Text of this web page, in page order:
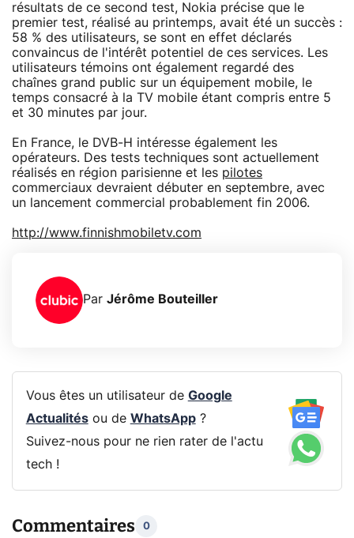
résultats de ce second test, Nokia précise que le
premier test, réalisé au printemps, avait été un succès :
58 % des utilisateurs, se sont en effet déclarés
convaincus de l'intérêt potentiel de ces services. Les
utilisateurs témoins ont également regardé des
chaînes grand public sur un équipement mobile, le
temps consacré à la TV mobile étant compris entre 5
et 30 minutes par jour.
En France, le DVB-H intéresse également les
opérateurs. Des tests techniques sont actuellement
réalisés en région parisienne et les pilotes
commerciaux devraient débuter en septembre, avec
un lancement commercial probablement fin 2006.
http://www.finnishmobiletv.com
Par Jérôme Bouteiller
Vous êtes un utilisateur de Google
Actualitésou de WhatsApp?
Suivez-nous pour ne rien rater de l'actu
tech !
Commentaires 0